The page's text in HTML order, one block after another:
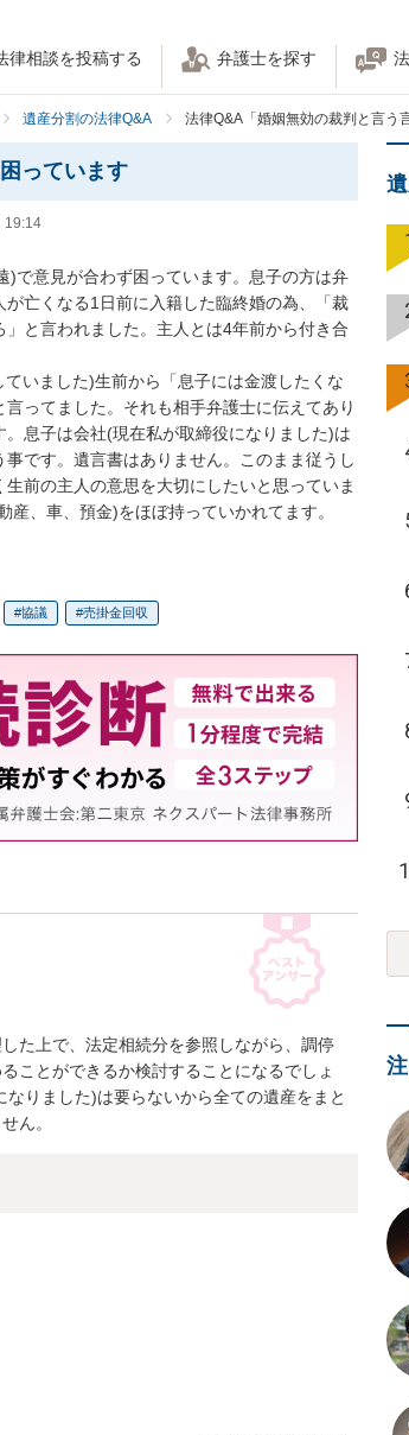
律相談を投稿する 弁護士を探す
遺産分割の法律Q&A 法律Q&A「婚姻無効の裁判と言う
っています
19:14
で意見が合わず困っています。息子の方は弁
亡くなる1日前に入籍した臨終婚の為、「裁
と言われました。主人とは4年前から付き合
いました)生前から「息子には金渡したくな
ってました。それも相手弁護士に伝えてあり
息子は会社(現在私が取締役になりました)は
です。遺言書はありません。このまま従うし
前の主人の意思を大切にしたいと思っていま
、車、預金)をほぼ持っていかれてます。
協議 売掛金回収
た上で、法定相続分を参照しながら、調停
ことができるか検討することになるでしょ
りました)は要らないから全ての遺産をまと
ん。